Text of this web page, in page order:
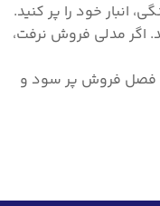
انبار خود را پر کنید.
اگر مدلی فروش نرفت،
فصل فروش پر سود و